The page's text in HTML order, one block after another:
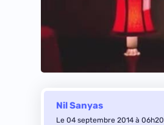
Nil Sanyas
Le 04 septembre 2014 à 06h20